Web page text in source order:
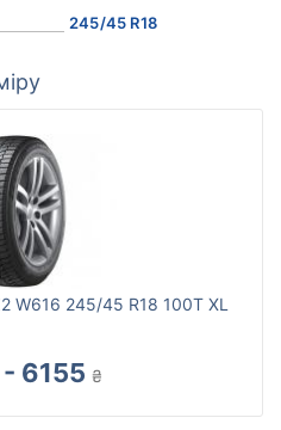
245/45 R18
W616 245/45 R18 100T XL
6155 ₴